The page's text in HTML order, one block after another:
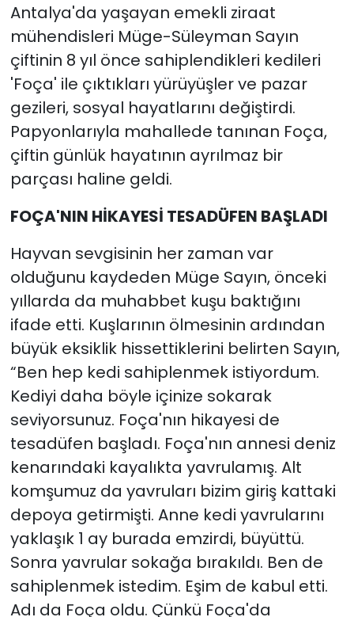
Antalya'da yaşayan emekli ziraat
mühendisleri Müge-Süleyman Sayın
çiftinin 8 yıl önce sahiplendikleri kedileri
'Foça' ile çıktıkları yürüyüşler ve pazar
gezileri, sosyal hayatlarını değiştirdi.
Papyonlarıyla mahallede tanınan Foça,
çiftin günlük hayatının ayrılmaz bir
parçası haline geldi.
FOÇA'NIN HİKAYESİ TESADÜFEN BAŞLADI
Hayvan sevgisinin her zaman var
olduğunu kaydeden Müge Sayın, önceki
yıllarda da muhabbet kuşu baktığını
ifade etti. Kuşlarının ölmesinin ardından
büyük eksiklik hissettiklerini belirten Sayın,
“Ben hep kedi sahiplenmek istiyordum.
Kediyi daha böyle içinize sokarak
seviyorsunuz. Foça'nın hikayesi de
tesadüfen başladı. Foça'nın annesi deniz
kenarındaki kayalıkta yavrulamış. Alt
komşumuz da yavruları bizim giriş kattaki
depoya getirmişti. Anne kedi yavrularını
yaklaşık 1 ay burada emzirdi, büyüttü.
Sonra yavrular sokağa bırakıldı. Ben de
sahiplenmek istedim. Eşim de kabul etti.
Adı da Foça oldu. Çünkü Foça'da